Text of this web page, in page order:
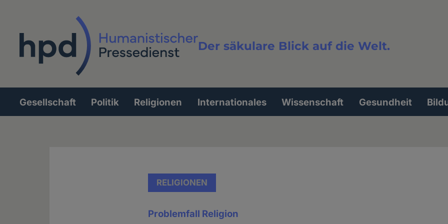
Der säkulare Blick auf die Welt.
Volltextsuche
Hauptnavigation
Gesellschaft Politik Religionen Internationales Wissenschaft Gesundheit
RELIGIONEN
Problemfall Religion